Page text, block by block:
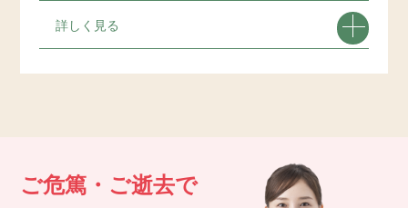
詳しく見る
ご危篤・ご逝去で